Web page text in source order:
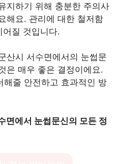
지하기 위해 충분한 주의사
해요. 관리에 대한 철저함
질 것입니다.
산시 서수면에서의 눈썹문
은 매우 좋은 결정이에요.
해줄 안전하고 효과적인 방
면에서 눈썹문신의 모든 정